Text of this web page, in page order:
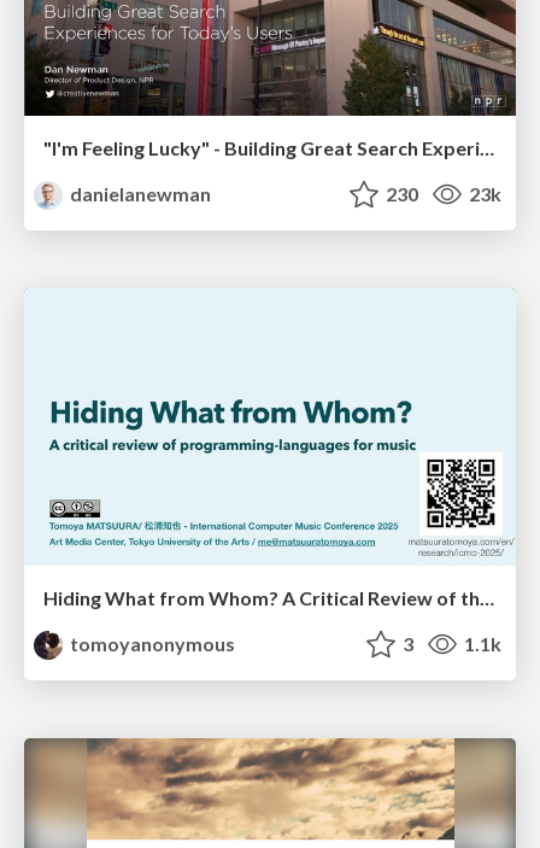
"I'm Feeling Lucky" - Building Great Search Experiences for Today's Users (#IAC19)
danielanewman
230 23k
tomoyanonymous
3 1.1k